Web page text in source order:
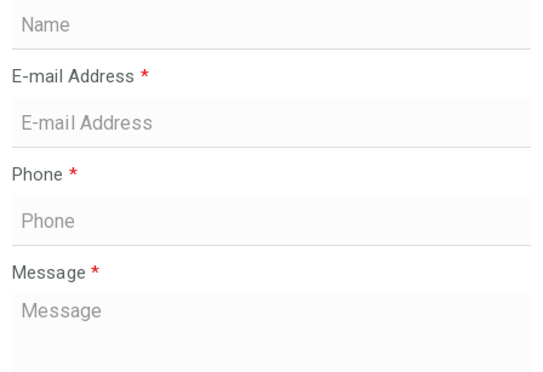
E-mail Address *
Phone *
Message *